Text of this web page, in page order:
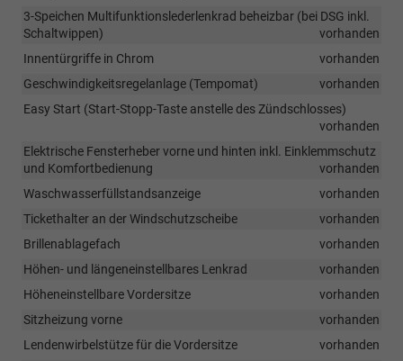
3-Speichen Multifunktionslederlenkrad beheizbar (bei DSG inkl.
Schaltwippen)
vorhanden
Innentürgriffe in Chrom
vorhanden
Geschwindigkeitsregelanlage (Tempomat)
vorhanden
Easy Start (Start-Stopp-Taste anstelle des Zündschlosses)
vorhanden
Elektrische Fensterheber vorne und hinten inkl. Einklemmschutz
und Komfortbedienung
vorhanden
Waschwasserfüllstandsanzeige
vorhanden
Tickethalter an der Windschutzscheibe
vorhanden
Brillenablagefach
vorhanden
Höhen- und längeneinstellbares Lenkrad
vorhanden
Höheneinstellbare Vordersitze
vorhanden
Sitzheizung vorne
vorhanden
Lendenwirbelstütze für die Vordersitze
vorhanden